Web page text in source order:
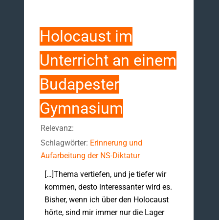
Holocaust im
Unterricht an einem
Budapester
Gymnasium
Relevanz:
Schlagwörter: Erinnerung und
Aufarbeitung der NS-Diktatur
[…]Thema vertiefen, und je tiefer wir
kommen, desto interessanter wird es.
Bisher, wenn ich über den Holocaust
hörte, sind mir immer nur die Lager